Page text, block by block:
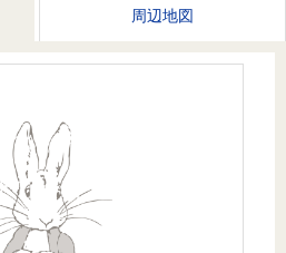
を探
辺相場
ニュース
リリース
周辺地図